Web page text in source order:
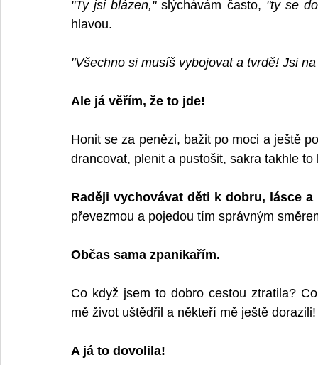
"Ty jsi blázen," slýchávám často, "ty se
hlavou.
"Všechno si musíš vybojovat a tvrdě! Jsi
Ale já věřím, že to jde!
Honit se za penězi, bažit po moci a ještě
drancovat, plenit a pustošit, sakra takhle to
Raději vychovávat děti k dobru, lásce
převezmou a pojedou tím správným
Občas sama zpanikařím.
Co když jsem to dobro cestou ztratila?
mě život uštědřil a někteří mě ještě dorazili!
A já to dovolila!